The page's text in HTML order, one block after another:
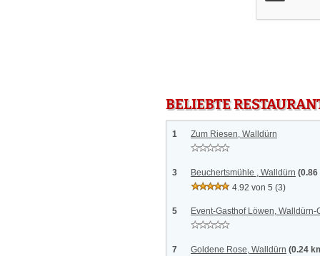
BELIEBTE
1 Zum Riesen, Walldürn
3 Beuchertsmühle , Walldürn
4.92 von 5 (3)
5 Event-Gasthof Löwen, Walldürn-
7 Goldene Rose, Walldürn (0.24